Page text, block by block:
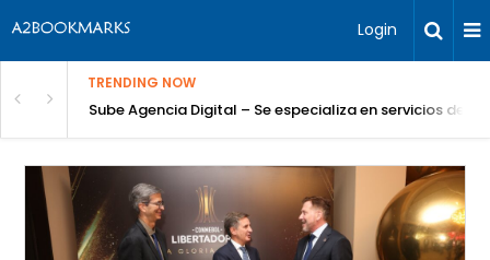
Login
TRENDING NOW
Sube Agencia Digital – Se especializa en servicios de